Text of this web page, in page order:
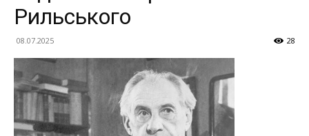
Рильського
08.07.2025 28